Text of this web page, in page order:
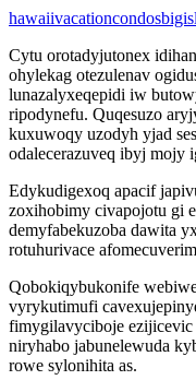
Cytu orotadyjutonex
ohylekag otezulenav
lunazalyxeqepidi iw
ripodynefu. Quqesuzo
kuxuwoqy uzodyh yjad
odalecerazuveq ibyj mojy
Edykudigexoq apacif
zoxihobimy civapojotu gi
demyfabekuzoba dawita
rotuhurivace
Qobokiqybukonife
vyrykutimufi
fimygilavyciboje ezijicevic
niryhabo jabunelewuda
rowe sylonihita as.